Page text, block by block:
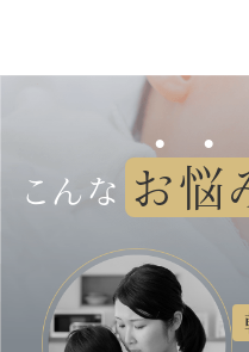
こんな お悩